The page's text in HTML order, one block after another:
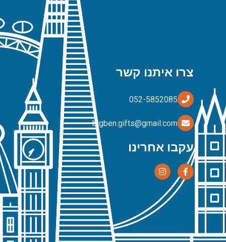
צרו איתנו קשר
bigben.gifts@gmail.com
עקבו אחרינו